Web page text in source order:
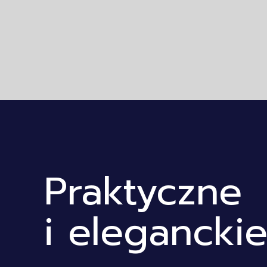
Praktyczne
i eleganckie